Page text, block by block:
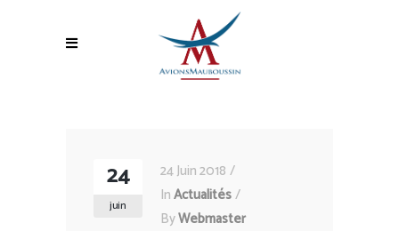
24
juin
24 Juin 2018
InActualités
ByWebmaster